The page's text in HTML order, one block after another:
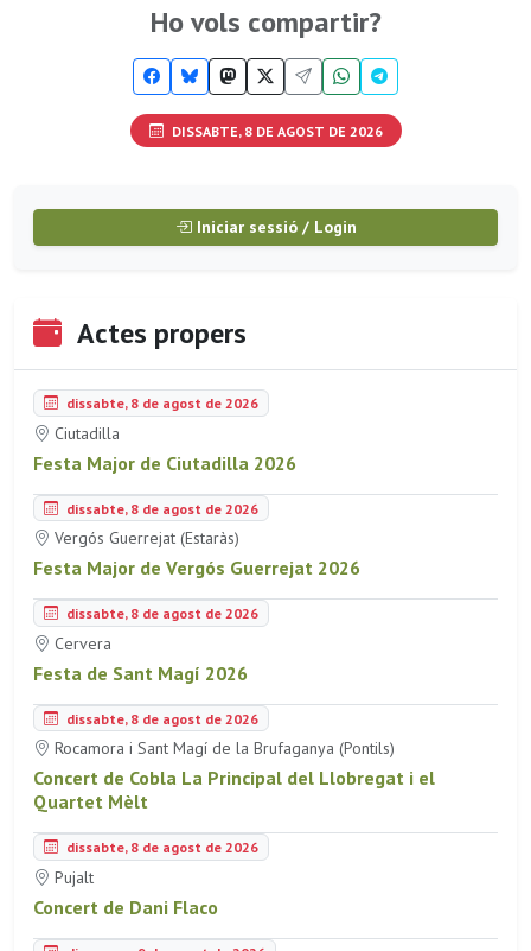
Ho vols compartir?
DISSABTE, 8 DE AGOST DE 2026
Iniciar sessió / Login
Actes propers
dissabte, 8 de agost de 2026
Ciutadilla
Festa Major de Ciutadilla 2026
dissabte, 8 de agost de 2026
Vergós Guerrejat (Estaràs)
Festa Major de Vergós Guerrejat 2026
dissabte, 8 de agost de 2026
Cervera
Festa de Sant Magí 2026
dissabte, 8 de agost de 2026
Rocamora i Sant Magí de la Brufaganya (Pontils)
Concert de Cobla La Principal del Llobregat i el
Quartet Mèlt
dissabte, 8 de agost de 2026
Pujalt
Concert de Dani Flaco